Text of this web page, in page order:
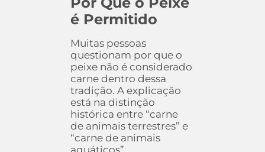
é Permitido
Muitas pessoas
questionam por que o
peixe não é considerado
carne dentro dessa
tradição. A explicação
está na distinção
histórica entre “carne
de animais terrestres” e
“carne de animais
aquáticos”.